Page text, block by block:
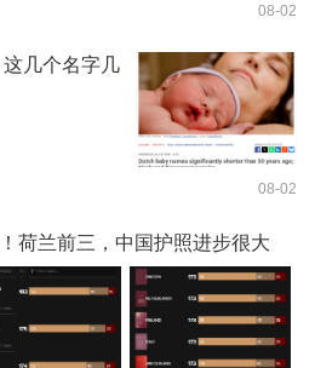
08-02
几个名字几
08-02
荷兰前三，中国护照进步很大